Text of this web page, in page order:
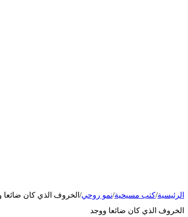
الرئيسية/كتب مسيحية/نمو روحي/ الخروف الذي كان ضائعا
الخروف الذي كان ضائعا ووجد